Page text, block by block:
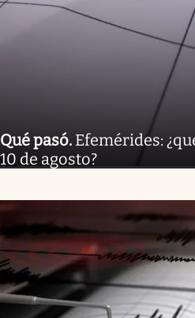
Qué pasó. Efemérides:
10 de agosto?